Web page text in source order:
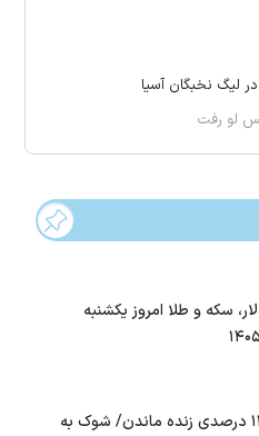
در لیگ نخبگان آسیا
لو رفت
سکه و طلا امروز یکشنبه
۱۸
تورم ۱۳۰ درصدی زنده ماندن/ شوک به